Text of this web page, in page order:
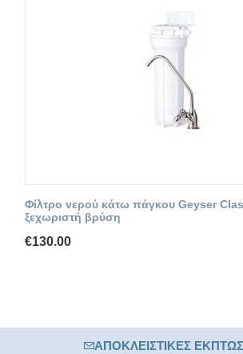
Φίλτρο νερού κάτω πάγκου Geyser
ξεχωριστή βρύση
€130.00
ΑΠΟΚΛΕΙΣΤΙΚΈΣ